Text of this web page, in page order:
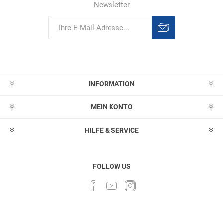
Newsletter
INFORMATION
MEIN KONTO
HILFE & SERVICE
FOLLOW US